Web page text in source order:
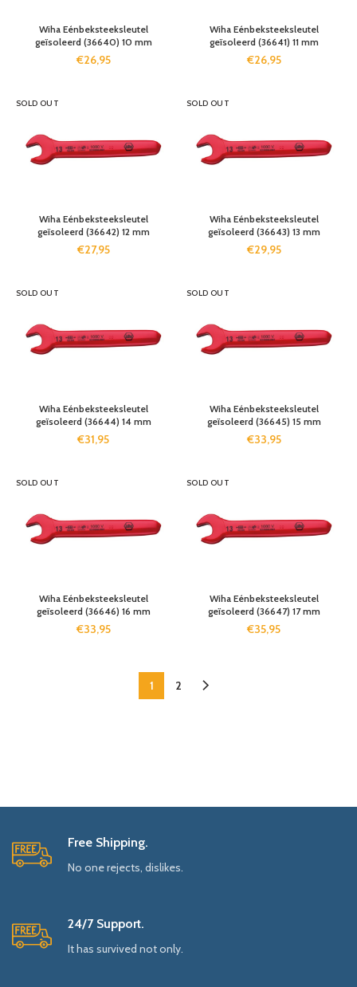
Wiha Eénbeksteeksleutel
geïsoleerd (36640) 10 mm
€26,95
Wiha Eénbeksteeksleutel
geïsoleerd (36641) 11 mm
€26,95
SOLD OUT
Wiha Eénbeksteeksleutel
geïsoleerd (36642) 12 mm
€27,95
SOLD OUT
Wiha Eénbeksteeksleutel
geïsoleerd (36643) 13 mm
€29,95
SOLD OUT
Wiha Eénbeksteeksleutel
geïsoleerd (36644) 14 mm
€31,95
SOLD OUT
Wiha Eénbeksteeksleutel
geïsoleerd (36645) 15 mm
€33,95
SOLD OUT
Wiha Eénbeksteeksleutel
geïsoleerd (36646) 16 mm
€33,95
SOLD OUT
Wiha Eénbeksteeksleutel
geïsoleerd (36647) 17 mm
€35,95
1 2
Free Shipping.
No one rejects, dislikes.
24/7 Support.
It has survived not only.